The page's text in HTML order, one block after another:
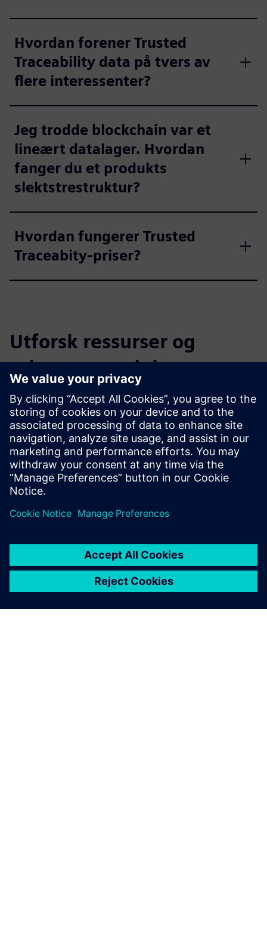
Hvordan forener Trusted
Traceability data på tvers av
flere interessenter?
Jeg trodde blockchain var et
lineært datalager. Hvordan
fanger du et produkts
slektstrestruktur?
Hvordan fungerer Trusted
Traceabity-priser?
Utforsk ressurser og
relaterte produkter
Tilleggsinformasjon og ressurser
dimax.cloud lisensierer Trusted Traceability fra Siemens DI
CS
Introduksjon til Trusted Traceability